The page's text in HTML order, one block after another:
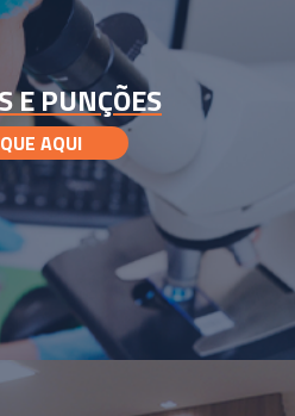
E PUNÇÕES
AQUI